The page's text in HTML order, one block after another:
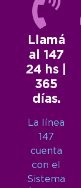
Llamá
al 147
24 hs |
365
días.
La línea
147
cuenta
con el
Sistema